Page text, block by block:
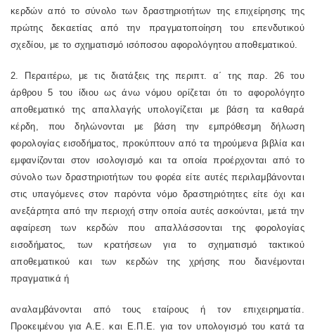
κερδών από το σύνολο των δραστηριοτήτων της επιχείρησης της
πρώτης δεκαετίας από την πραγματοποίηση του επενδυτικού
σχεδίου, με το σχηματισμό ισόποσου αφορολόγητου αποθεματικού.
2. Περαιτέρω, με τις διατάξεις της περιπτ. α΄ της παρ. 26 του
άρθρου 5 του ίδιου ως άνω νόμου ορίζεται ότι το αφορολόγητο
αποθεματικό της απαλλαγής υπολογίζεται με βάση τα καθαρά
κέρδη, που δηλώνονται με βάση την εμπρόθεσμη δήλωση
φορολογίας εισοδήματος, προκύπτουν από τα τηρούμενα βιβλία και
εμφανίζονται στον ισολογισμό και τα οποία προέρχονται από το
σύνολο των δραστηριοτήτων του φορέα είτε αυτές περιλαμβάνονται
στις υπαγόμενες στον παρόντα νόμο δραστηριότητες είτε όχι και
ανεξάρτητα από την περιοχή στην οποία αυτές ασκούνται, μετά την
αφαίρεση των κερδών που απαλλάσσονται της φορολογίας
εισοδήματος, των κρατήσεων για το σχηματισμό τακτικού
αποθεματικού και των κερδών της χρήσης που διανέμονται
πραγματικά ή
αναλαμβάνονται από τους εταίρους ή τον επιχειρηματία.
Προκειμένου για Α.Ε. και Ε.Π.Ε. για τον υπολογισμό του κατά τα